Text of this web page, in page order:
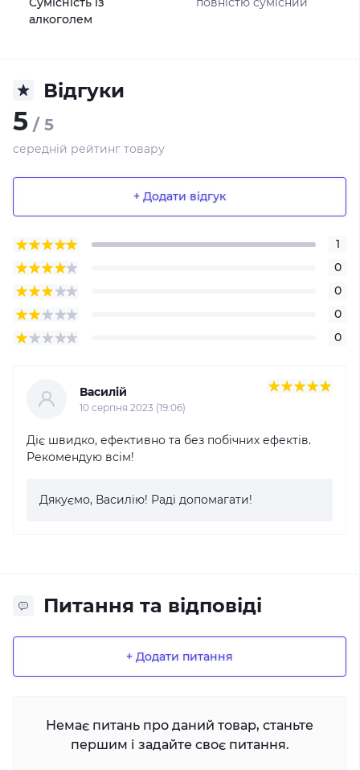
алкоголем
Відгуки
5 / 5
середній рейтинг товару
+ Додати відгук
1
0
0
0
0
Василій
10 серпня 2023 (19:06)
Діє швидко, ефективно та без побічних ефектів.
Рекомендую всім!
Дякуємо, Василію! Раді допомагати!
Питання та відповіді
+ Додати питання
Немає питань про даний товар, станьте
першим і задайте своє питання.